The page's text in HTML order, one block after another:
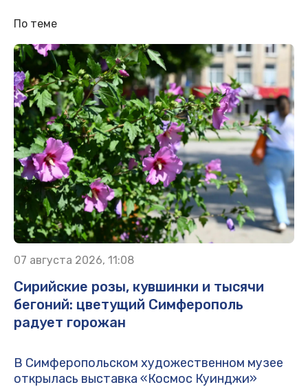
По теме
07 августа 2026, 11:08
Сирийские розы, кувшинки и тысячи
бегоний: цветущий Симферополь
радует горожан
В Симферопольском художественном музее
открылась выставка «Космос Куинджи»